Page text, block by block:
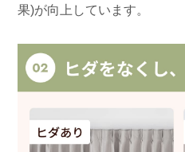
果)が向上しています。